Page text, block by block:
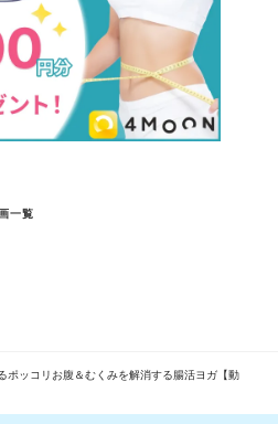
一覧
ポッコリお腹＆むくみを解消する腸活ヨガ【動